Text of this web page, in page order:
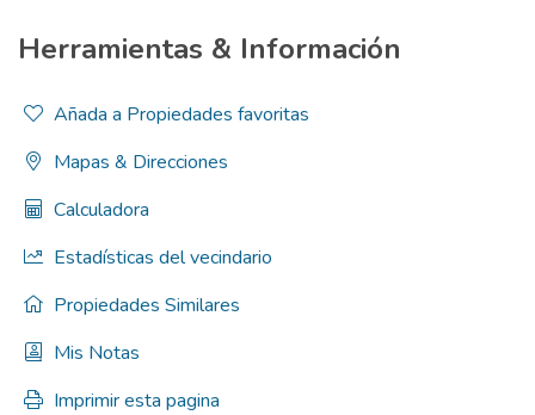
Herramientas & Información
Añada a Propiedades favoritas
Mapas & Direcciones
Calculadora
Estadísticas del vecindario
Propiedades Similares
Mis Notas
Imprimir esta pagina